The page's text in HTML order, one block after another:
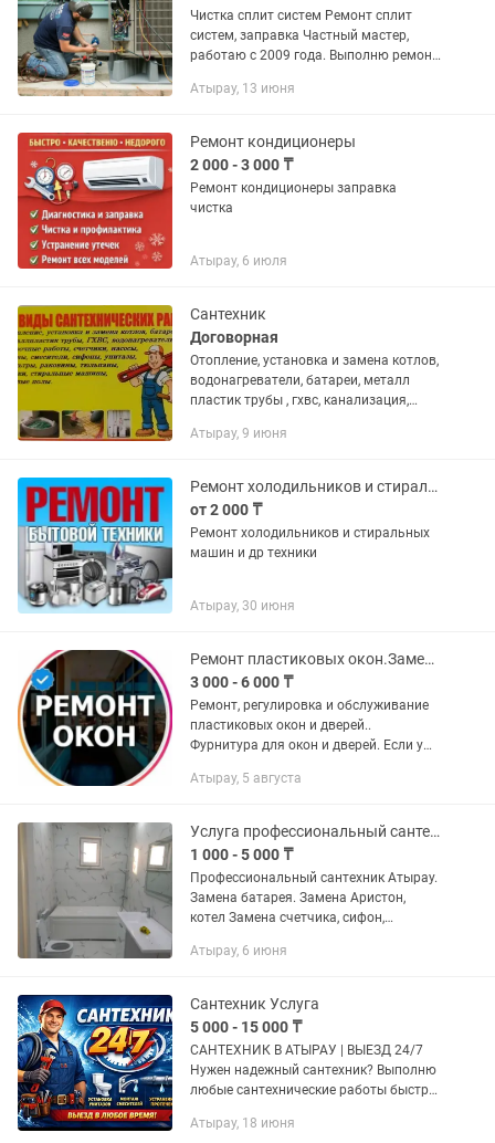
Чистка сплит систем Ремонт сплит
систем, заправка Частный мастер,
работаю с 2009 года. Выполню ремонт
сложности Выезд и ремонт в день
Атырау, 13 июня
Ремонт кондиционеры
2 000 - 3 000 ₸
Ремонт кондиционеры заправка
чистка
Атырау, 6 июля
Сантехник
Договорная
Отопление, установка и замена котлов,
водонагреватели, батареи, металл
пластик трубы , гхвс, канализация,
сифоны, фильтры, расширительные
Атырау, 9 июня
Ремонт холодильников и стиральных машин и др техники
от 2 000 ₸
Ремонт холодильников и стиральных
машин и др техники
Атырау, 30 июня
Ремонт пластиковых окон.Замена стеклопакетов.Замена резины Регулировка окон
3 000 - 6 000 ₸
Ремонт, регулировка и обслуживание
пластиковых окон и дверей..
Фурнитура для окон и дверей. Если у
изделиями из металлопластика, не
Атырау, 5 августа
Услуга профессиональный сантехник круглосуточно
1 000 - 5 000 ₸
Профессиональный сантехник Атырау.
Замена батарея. Замена Аристон,
котел Замена счетчика, сифон,
теплопол. Все виды сантехнические
Атырау, 6 июня
Сантехник Услуга
5 000 - 15 000 ₸
САНТЕХНИК В АТЫРАУ | ВЫЕЗД 24/7
Нужен надежный сантехник? Выполню
любые сантехнические работы быстро,
Работаю с квартирами, частными
Атырау, 18 июня